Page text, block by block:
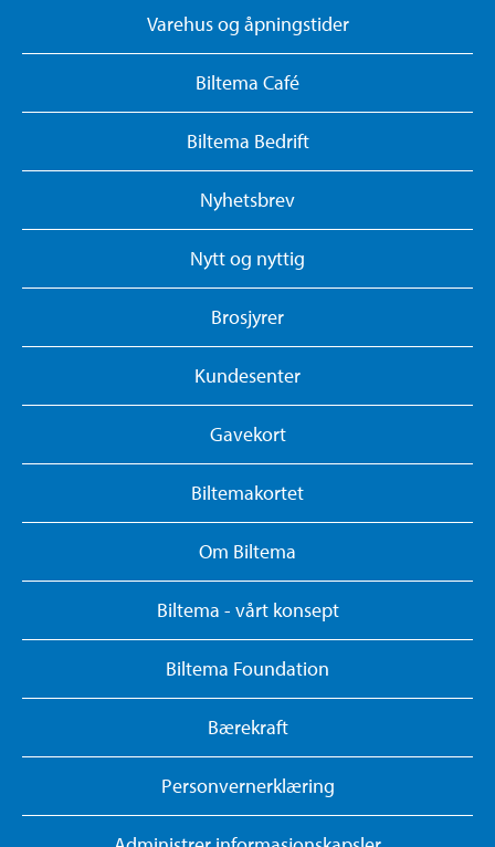
Varehus og åpningstider
Biltema Café
Biltema Bedrift
Nyhetsbrev
Nytt og nyttig
Brosjyrer
Kundesenter
Gavekort
Biltemakortet
Om Biltema
Biltema - vårt konsept
Biltema Foundation
Bærekraft
Personvernerklæring